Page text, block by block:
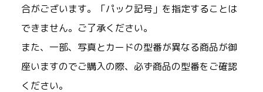
合がございます。「パック記号」を指定することは
できません。ご了承ください。
また、一部、写真とカードの型番が異なる商品が御
座いますのでご購入の際、必ず商品の型番をご確認
ください。